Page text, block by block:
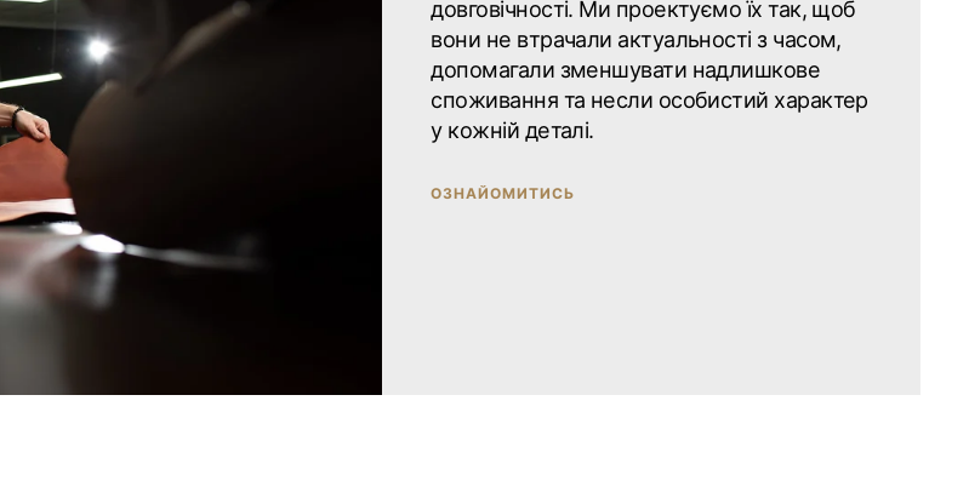
довговічності. Ми проектуємо їх так, щоб
вони не втрачали актуальності з часом,
допомагали зменшувати надлишкове
споживання та несли особистий характер
у кожній деталі.
ОЗНАЙОМИТИСЬ